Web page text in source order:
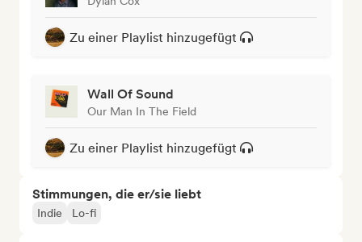
Zu einer Playlist hinzugefügt
Wall Of Sound
Our Man In The Field
Zu einer Playlist hinzugefügt
Stimmungen, die er/sie liebt
Indie Lo-fi